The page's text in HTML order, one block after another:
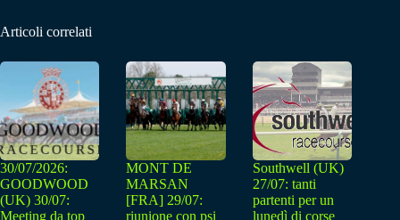
Articoli correlati
30/07/2026:
GOODWOOD
(UK) 30/07:
Meeting da top
MONT DE
MARSAN
[FRA] 29/07:
riunione con psi
Southwell (UK)
27/07: tanti
partenti per un
lunedì di corse